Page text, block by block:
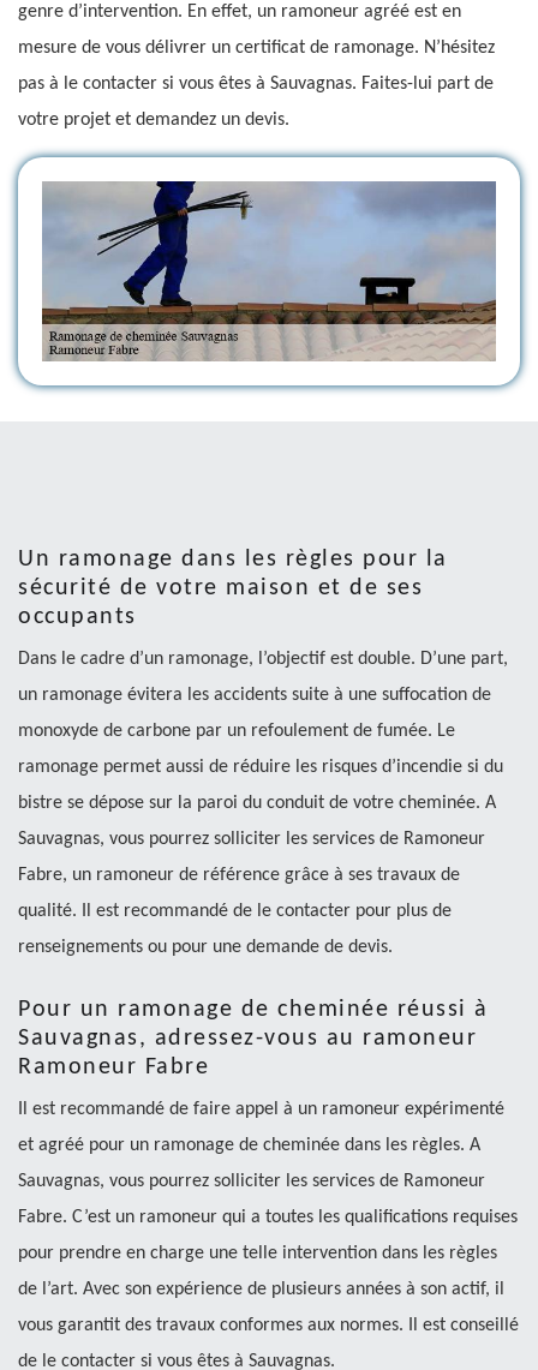
genre d’intervention. En effet, un ramoneur agréé est en
mesure de vous délivrer un certificat de ramonage. N’hésitez
pas à le contacter si vous êtes à Sauvagnas. Faites-lui part de
votre projet et demandez un devis.
Un ramonage dans les règles pour la
sécurité de votre maison et de ses
occupants
Dans le cadre d’un ramonage, l’objectif est double. D’une part,
un ramonage évitera les accidents suite à une suffocation de
monoxyde de carbone par un refoulement de fumée. Le
ramonage permet aussi de réduire les risques d’incendie si du
bistre se dépose sur la paroi du conduit de votre cheminée. A
Sauvagnas, vous pourrez solliciter les services de Ramoneur
Fabre, un ramoneur de référence grâce à ses travaux de
qualité. Il est recommandé de le contacter pour plus de
renseignements ou pour une demande de devis.
Pour un ramonage de cheminée réussi à
Sauvagnas, adressez-vous au ramoneur
Ramoneur Fabre
Il est recommandé de faire appel à un ramoneur expérimenté
et agréé pour un ramonage de cheminée dans les règles. A
Sauvagnas, vous pourrez solliciter les services de Ramoneur
Fabre. C’est un ramoneur qui a toutes les qualifications requises
pour prendre en charge une telle intervention dans les règles
de l’art. Avec son expérience de plusieurs années à son actif, il
vous garantit des travaux conformes aux normes. Il est conseillé
de le contacter si vous êtes à Sauvagnas.